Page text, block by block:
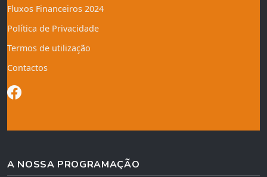
Fluxos Financeiros 2024
Política de Privacidade
Termos de utilização
Contactos
A NOSSA PROGRAMAÇÃO